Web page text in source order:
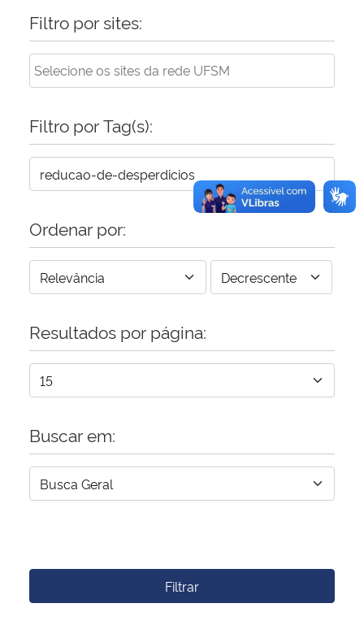
Filtro por sites:
Filtro por Tag(s):
Ordenar por:
Resultados por página:
Buscar em:
Filtrar